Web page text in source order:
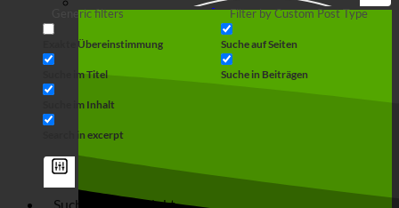
Generic filters
Exakte Übereinstimmung
Suche im Titel
Suche im Inhalt
Search in excerpt
Filter by Custom Post Type
Suche auf Seiten
Suche in Beiträgen